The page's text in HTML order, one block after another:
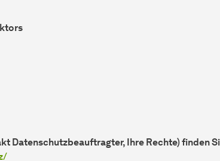
Datenschutzbeauftragter, Ihre Rechte) finden